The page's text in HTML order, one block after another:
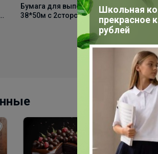
Бумага для выпекания
38*50м с 2сторонней
Горница, коричн/
Школьная
прекрасное
рублей